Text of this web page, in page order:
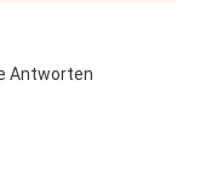
Antworten